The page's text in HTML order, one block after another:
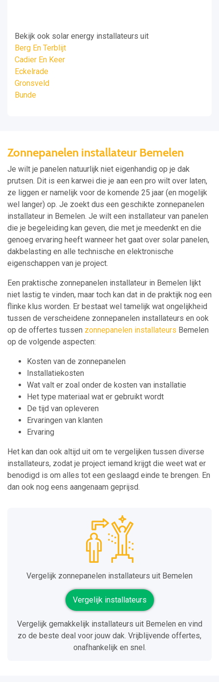
Bekijk ook solar energy installateurs uit
Berg En Terblijt
Cadier En Keer
Eckelrade
Gronsveld
Bunde
Zonnepanelen installateur Bemelen
Je wilt je panelen natuurlijk niet eigenhandig op je dak
prutsen. Dit is een karwei die je aan een pro wilt over laten,
ze liggen er namelijk voor de komende 25 jaar (en mogelijk
wel langer) op. Je zoekt dus een geschikte zonnepanelen
installateur in Bemelen. Je wilt een installateur van panelen
die je begeleiding kan geven, die met je meedenkt en die
genoeg ervaring heeft wanneer het gaat over solar panelen,
dakbelasting en alle technische en elektronische
eigenschappen van je project.
Een praktische zonnepanelen installateur in Bemelen lijkt
niet lastig te vinden, maar toch kan dat in de praktijk nog een
flinke klus worden. Er bestaat wel tamelijk wat ongelijkheid
tussen de verscheidene zonnepanelen installateurs en ook
op de offertes tussen zonnepanelen installateurs Bemelen
op de volgende aspecten:
Kosten van de zonnepanelen
Installatiekosten
Wat valt er zoal onder de kosten van installatie
Het type materiaal wat er gebruikt wordt
De tijd van opleveren
Ervaringen van klanten
Ervaring
Het kan dan ook altijd uit om te vergelijken tussen diverse
installateurs, zodat je project iemand krijgt die weet wat er
benodigd is om alles tot een geslaagd einde te brengen. En
dan ook nog eens aangenaam geprijsd.
Vergelijk zonnepanelen installateurs uit Bemelen
Vergelijk installateurs
Vergelijk gemakkelijk installateurs uit Bemelen en vind
zo de beste deal voor jouw dak. Vrijblijvende offertes,
onafhankelijk en snel.